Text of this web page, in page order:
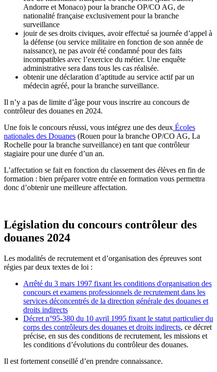
Andorre et Monaco) pour la branche OP/CO AG, de
nationalité française exclusivement pour la branche
surveillance
jouir de ses droits civiques, avoir effectué sa journée d’appel à
la défense (ou service militaire en fonction de son année de
naissance), ne pas avoir été condamné pour des faits
incompatibles avec l’exercice du métier. Une enquête
administrative sera dans tous les cas réalisée.
obtenir une déclaration d’aptitude au service actif par un
médecin agréé, pour la branche surveillance.
Il n’y a pas de limite d’âge pour vous inscrire au concours de
contrôleur des douanes en 2024.
Une fois le concours réussi, vous intégrez une des deux Écoles
nationales des Douanes (Rouen pour la branche OP/CO AG, La
Rochelle pour la branche surveillance) en tant que contrôleur
stagiaire pour une durée d’un an.
L’affectation se fait en fonction du classement des élèves en fin de
formation : bien préparer votre entrée en formation vous permettra
donc d’obtenir une meilleure affectation.
Législation du concours contrôleur des
douanes 2024
Les modalités de recrutement et d’organisation des épreuves sont
régies par deux textes de loi :
Arrêté du 3 mars 1997 fixant les conditions d'organisation des
concours et examens professionnels de recrutement dans les
services déconcentrés de la direction générale des douanes et
droits indirects
Décret n°95-380 du 10 avril 1995 fixant le statut particulier du
corps des contrôleurs des douanes et droits indirects, ce décret
précise, en sus des conditions de recrutement, les missions et
les conditions d’évolutions du contrôleur des douanes.
Il est fortement conseillé d’en prendre connaissance.